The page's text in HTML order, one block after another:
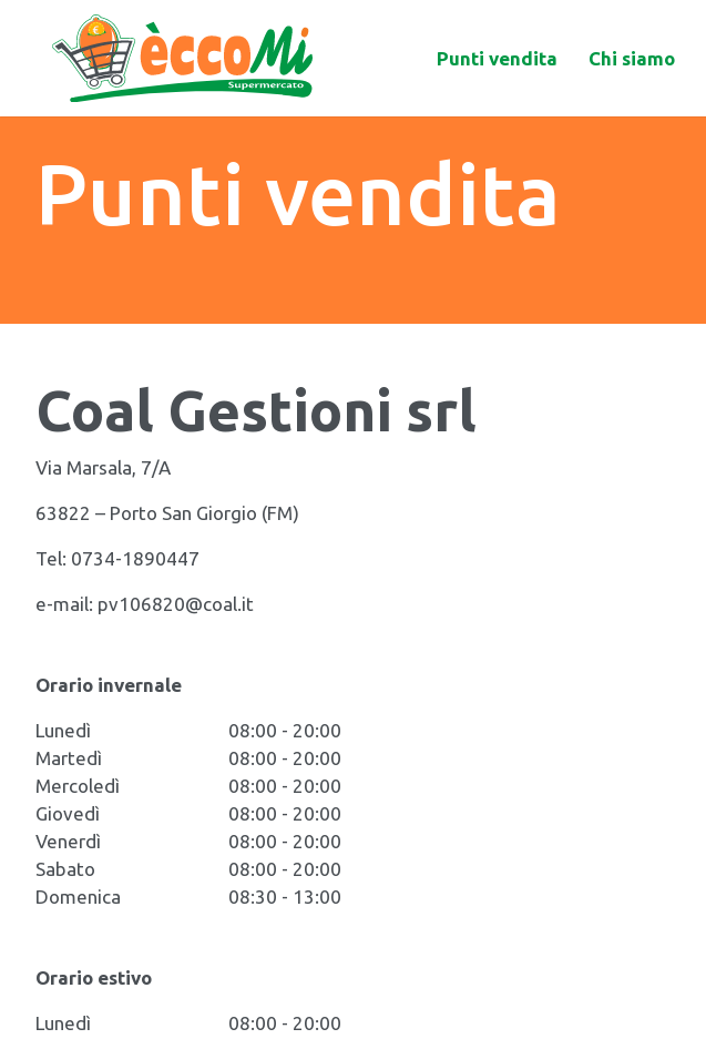
Punti vendita Chi siamo
Punti vendita
Coal Gestioni srl
Via Marsala, 7/A
63822 – Porto San Giorgio (FM)
Tel: 0734-1890447
e-mail: pv106820@coal.it
Orario invernale
Lunedì
08:00 - 20:00
Martedì
08:00 - 20:00
Mercoledì
08:00 - 20:00
Giovedì
08:00 - 20:00
Venerdì
08:00 - 20:00
Sabato
08:00 - 20:00
Domenica
08:30 - 13:00
Orario estivo
Lunedì
08:00 - 20:00